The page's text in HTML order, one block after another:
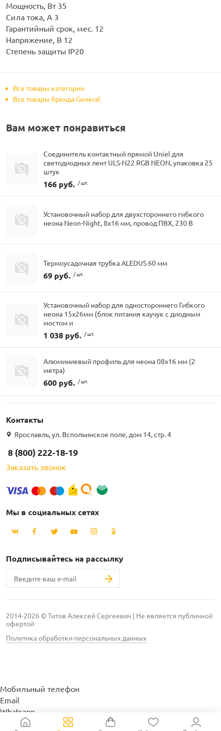
Мощность, Вт 35
Сила тока, А 3
Гарантийный срок, мес. 12
Напряжение, В 12
Степень защиты IP20
Все товары категории
Все товары бренда General
Вам может понравиться
Соединитель контактный прямой Uniel для
светодиодных лент ULS-N22 RGB NEON, упаковка 25
штук
166 руб. / шт.
Установочный набор для двухстороннего гибкого
неона Neon-Night, 8х16 мм, провод ПВХ, 230 В
Термоусадочная трубка ALEDUS 60 мм
69 руб. / шт.
Установочный набор для одностороннего Гибкого
неона 15х26мм (блок питания каучук с диодным
мостом и
1 038 руб. / шт.
Алюминиевый профиль для неона 08х16 мм (2
метра)
600 руб. / шт.
Контакты
Ярославль, ул. Вспольинское поле, дом 14, стр. 4
8 (800) 222-18-19
Заказать звонок
Мы в социальных сетях
Подписывайтесь на рассылку
2014-2026 © Титов Алексей Сергеевич | Не является публичной
офертой
Политика обработки персональных данных
Мобильный телефон
Email
Whatsapp
Whatsapp